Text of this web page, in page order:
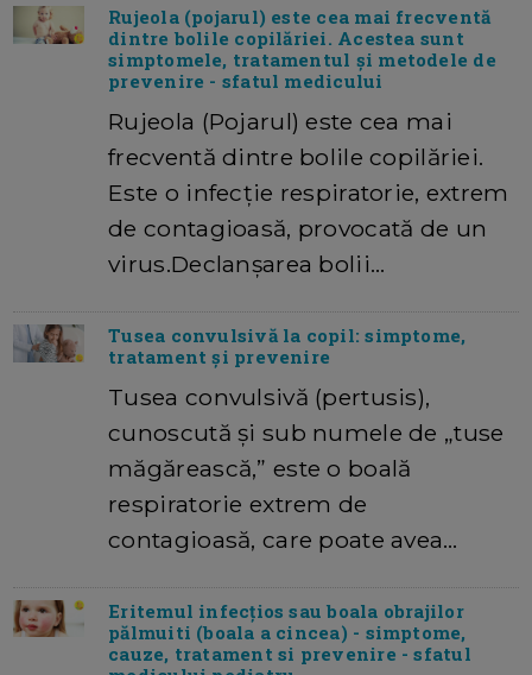
Rujeola (pojarul) este cea mai frecventă
dintre bolile copilăriei. Acestea sunt
simptomele, tratamentul şi metodele de
prevenire - sfatul medicului
Rujeola (Pojarul) este cea mai
frecventă dintre bolile copilăriei.
Este o infecție respiratorie, extrem
de contagioasă, provocată de un
virus.Declanșarea bolii…
Tusea convulsivă la copil: simptome,
tratament și prevenire
Tusea convulsivă (pertusis),
cunoscută și sub numele de „tuse
măgărească,” este o boală
respiratorie extrem de
contagioasă, care poate avea…
Eritemul infecțios sau boala obrajilor
pălmuiti (boala a cincea) - simptome,
cauze, tratament si prevenire - sfatul